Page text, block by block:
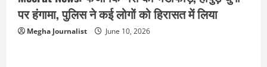
पर हंगामा, पुलिस ने कई लोगों को हिरासत में लिया
Megha Journalist June 10, 2026